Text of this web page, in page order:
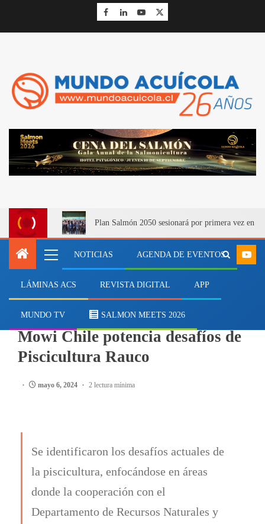
Plan Salmón 2050 sesionará por primera vez en
NOTICIAS AGENDA DE EVENTOS
LÁMINAS ACS REVISTA DIGITAL APP
MUNDO TV SALMON MEETS 2026
Colaboración entre ULagos y
Mowi Chile potencia desafíos de
Piscicultura Rauco
mayo 6, 2024 2 lectura mínima
Se identificaron los desafíos actuales de
la piscicultura, enfocándose en áreas
donde la cooperación con el
Departamento de Recursos Naturales y